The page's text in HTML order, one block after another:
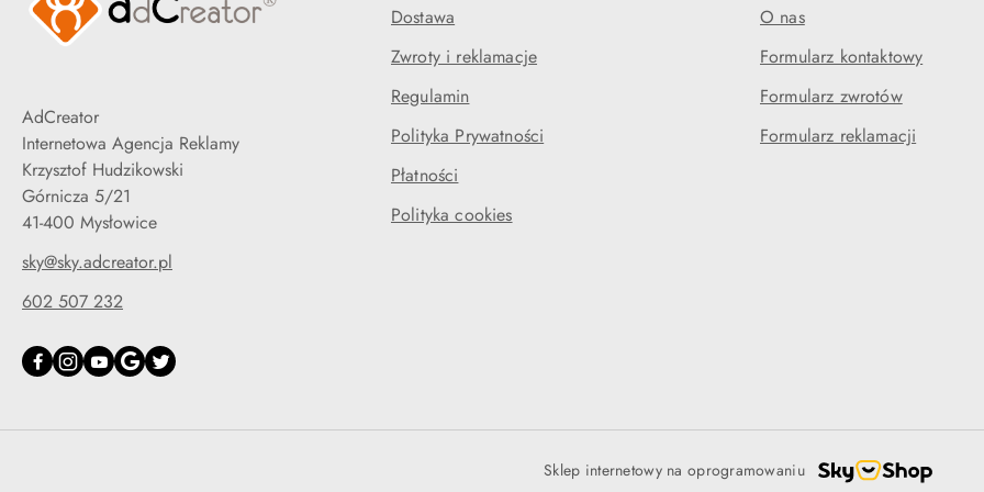
AdCreator
Internetowa Agencja Reklamy
Krzysztof Hudzikowski
Górnicza 5/21
41-400 Mysłowice
sky@sky.adcreator.pl
602 507 232
Dostawa
Zwroty i reklamacje
Regulamin
Polityka Prywatności
Płatności
Polityka cookies
O nas
Formularz kontaktowy
Formularz zwrotów
Formularz reklamacji
Sklep internetowy na oprogramowaniu